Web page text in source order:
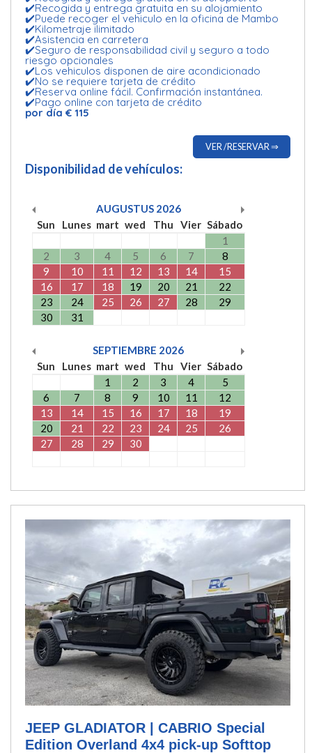
✔️Recogida y entrega gratuita en su alojamiento
✔️Puede recoger el vehiculo en la oficina de Mambo
✔️Kilometraje ilimitado
✔️Asistencia en carretera
✔️Seguro de responsabilidad civil y seguro a todo
riesgo opcionales
✔️Los vehiculos disponen de aire acondicionado
✔️No se requiere tarjeta de crédito
✔️Reserva online fácil. Confirmación instantánea.
✔️Pago online con tarjeta de crédito
por día € 115
VER /RESERVAR ⇒
Disponibilidad de vehículos:
AUGUSTUS 2026
Sun
Lunes mart wed Thu Vier Sábado
1
2
3 4 5 6 7
8
9
10 11 12 13 14
15
16
17 18 19 20 21
22
23
24 25 26 27 28
29
30
31
SEPTIEMBRE 2026
Sun
Lunes mart wed Thu Vier Sábado
1
2 3 4
5
6
7 8 9 10 11
12
13
14 15 16 17 18
19
20
21 22 23 24 25
26
27
28 29 30
JEEP GLADIATOR | CABRIO Special
Edition Overland 4x4 pick-up Softtop